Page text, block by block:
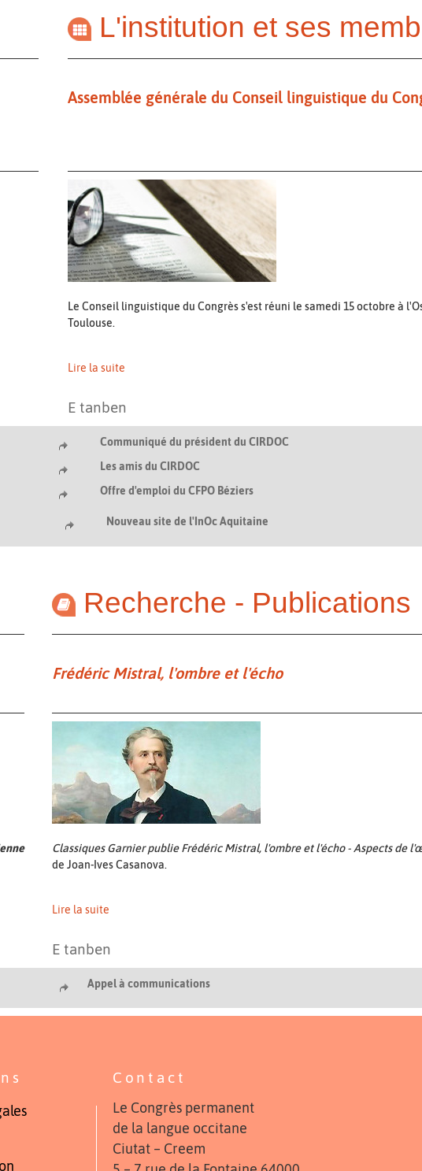
L'institution et ses
Assemblée générale du Conseil linguistique du
Le Conseil linguistique du Congrès s'est réuni le samedi 15 octobre à
Toulouse.
Lire la suite
E tanben
Communiqué du président du CIRDOC
Les amis du CIRDOC
Offre d'emploi du CFPO Béziers
Nouveau site de l'InOc Aquitaine
Recherche - Publications
Frédéric Mistral, l'ombre et l'écho
Classiques Garnier publie Frédéric Mistral, l'ombre et l'écho - Aspects de
de Joan-Ives Casanova.
Lire la suite
E tanben
Appel à communications
Contact
Le Congrès permanent
de la langue occitane
Ciutat – Creem